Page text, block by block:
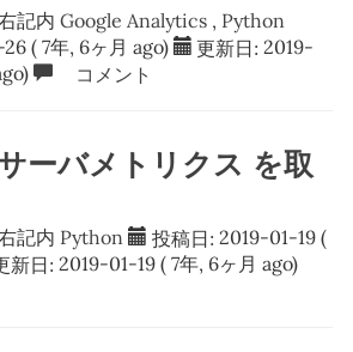
記内Google Analytics , Python
26( 7年, 6ヶ月 ago) 更新日: 2019-
コメント
ーバメトリクス を取
記内 Python 投稿日: 2019-01-19(
新日: 2019-01-19 ( 7年, 6ヶ月 ago)